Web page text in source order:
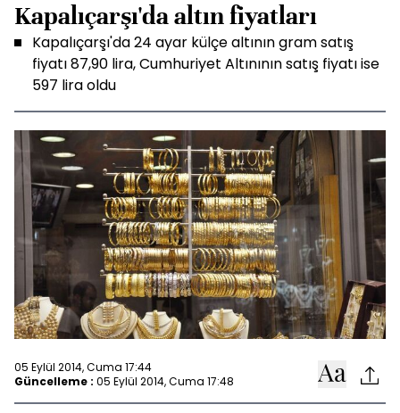
Kapalıçarşı'da altın fiyatları
Kapalıçarşı'da 24 ayar külçe altının gram satış
fiyatı 87,90 lira, Cumhuriyet Altınının satış fiyatı ise
597 lira oldu
05 Eylül 2014, Cuma 17:44
Güncelleme : 05 Eylül 2014, Cuma 17:48